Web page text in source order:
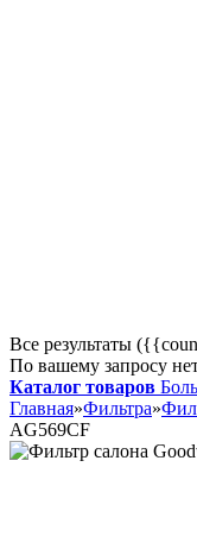
Все результаты
По вашему запросу нет
Каталог товаров
Главная»Фильтра»
AG569CF